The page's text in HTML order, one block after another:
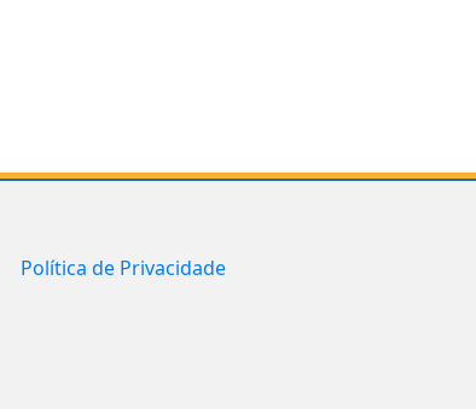
Política de Privacidade